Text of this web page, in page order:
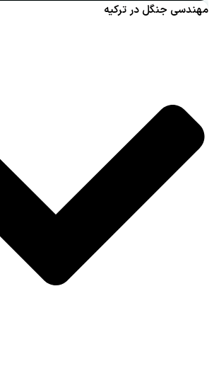
مهندسی جنگل در ترکیه